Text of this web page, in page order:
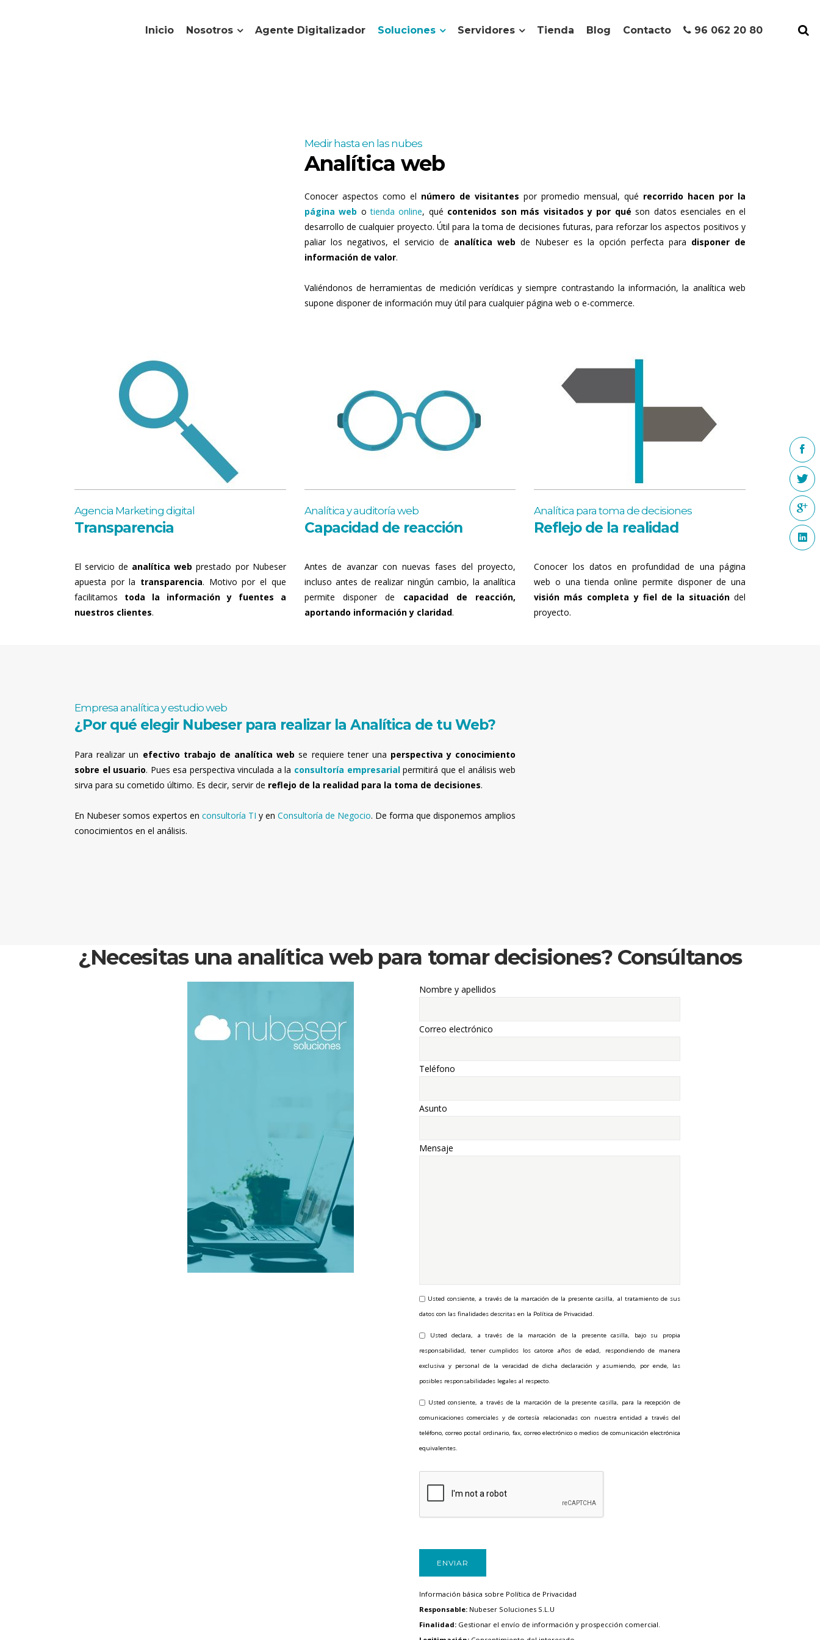
Inicio Nosotros Agente Digitalizador Soluciones Servidores Tienda Blog Contacto 96 062 20 80
Medir hasta en las nubes
Analítica web
Conocer aspectos como el número de visitantes por promedio mensual, qué recorrido hacen por la
página web otienda online, qué contenidos son más visitados y por qué son datos esenciales en el
desarrollo de cualquier proyecto. Útil para la toma de decisiones futuras, para reforzar los aspectos positivos y
paliar los negativos, el servicio de analítica web de Nubeser es la opción perfecta para disponer de
información de valor.
Valiéndonos de herramientas de medición verídicas y siempre contrastando la información, la analítica web
supone disponer de información muy útil para cualquier página web o e-commerce.
Agencia Marketing digital
Transparencia
El servicio de analítica web prestado por Nubeser
apuesta por la transparencia. Motivo por el que
facilitamos toda la información y fuentes a
nuestros clientes.
Analítica y auditoría web
Capacidad de reacción
Antes de avanzar con nuevas fases del proyecto,
incluso antes de realizar ningún cambio, la analítica
permite disponer de capacidad de reacción,
aportando información y claridad.
Analítica para toma de decisiones
Reflejo de la realidad
Conocer los datos en profundidad de una página
web o una tienda online permite disponer de una
visión más completa y fiel de la situacióndel
proyecto.
Empresa analítica y estudio web
¿Por qué elegir Nubeser para realizar la Analítica de tu Web?
Para realizar un efectivo trabajo de analítica web se requiere tener una perspectiva y conocimiento
sobre el usuario. Pues esa perspectiva vinculada a la consultoría empresarialpermitirá que el análisis web
sirva para su cometido último. Es decir, servir de reflejo de la realidad para la toma de decisiones.
En Nubeser somos expertos enconsultoría TI y enConsultoría de Negocio. De forma que disponemos amplios
conocimientos en el análisis.
¿Necesitas una analítica web para tomar decisiones? Consúltanos
Nombre y apellidos
Correo electrónico
Teléfono
Asunto
Mensaje
Usted consiente, a través de la marcación de la presente casilla, al tratamiento de sus
datos con las finalidades descritas en la Política de Privacidad.
Usted declara, a través de la marcación de la presente casilla, bajo su propia
responsabilidad, tener cumplidos los catorce años de edad, respondiendo de manera
exclusiva y personal de la veracidad de dicha declaración y asumiendo, por ende, las
posibles responsabilidades legales al respecto.
Usted consiente, a través de la marcación de la presente casilla, para la recepción de
comunicaciones comerciales y de cortesía relacionadas con nuestra entidad a través del
teléfono, correo postal ordinario, fax, correo electrónico o medios de comunicación electrónica
equivalentes.
Información básica sobre Política de Privacidad
Responsable: Nubeser Soluciones S.L.U
Finalidad: Gestionar el envío de información y prospección comercial.